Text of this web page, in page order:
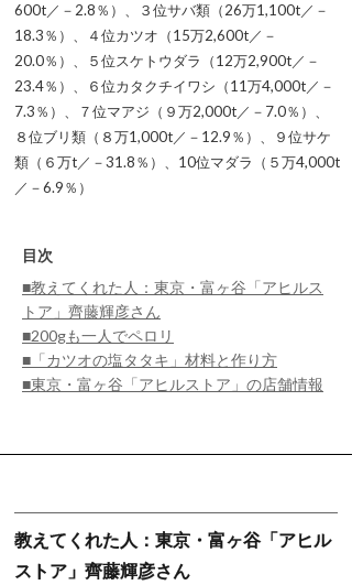
600t／－2.8％）、３位サバ類（26万1,100t／－
18.3％）、４位カツオ（15万2,600t／－
20.0％）、５位スケトウダラ（12万2,900t／－
23.4％）、６位カタクチイワシ（11万4,000t／－
7.3％）、７位マアジ（９万2,000t／－7.0％）、
８位ブリ類（８万1,000t／－12.9％）、９位サケ
類（６万t／－31.8％）、10位マダラ（５万4,000t
／－6.9％）
目次
■教えてくれた人：東京・富ヶ谷「アヒルス
トア」齊藤輝彦さん
■200gも一人でペロリ
■「カツオの塩タタキ」材料と作り方
■東京・富ヶ谷「アヒルストア」の店舗情報
教えてくれた人：東京・富ヶ谷「アヒル
ストア」齊藤輝彦さん